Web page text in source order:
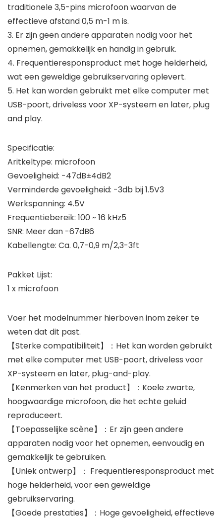
traditionele 3,5-pins microfoon waarvan de
effectieve afstand 0,5 m-1 m is.
3. Er zijn geen andere apparaten nodig voor het
opnemen, gemakkelijk en handig in gebruik.
4. Frequentieresponsproduct met hoge helderheid,
wat een geweldige gebruikservaring oplevert.
5. Het kan worden gebruikt met elke computer met
USB-poort, driveless voor XP-systeem en later, plug
and play.
Specificatie:
Aritkeltype: microfoon
Gevoeligheid: -47dB±4dB2
Verminderde gevoeligheid: -3db bij 1.5V3
Werkspanning: 4.5V
Frequentiebereik: 100 ~ 16 kHz5
SNR: Meer dan -67dB6
Kabellengte: Ca. 0,7-0,9 m/2,3-3ft
Pakket Lijst:
1 x microfoon
Voer het modelnummer hierboven inom zeker te
weten dat dit past.
【Sterke compatibiliteit】：Het kan worden gebruikt
met elke computer met USB-poort, driveless voor
XP-systeem en later, plug-and-play.
【Kenmerken van het product】：Koele zwarte,
hoogwaardige microfoon, die het echte geluid
reproduceert.
【Toepasselijke scène】：Er zijn geen andere
apparaten nodig voor het opnemen, eenvoudig en
gemakkelijk te gebruiken.
【Uniek ontwerp】： Frequentieresponsproduct met
hoge helderheid, voor een geweldige
gebruikservaring.
【Goede prestaties】：Hoge gevoeligheid, effectieve